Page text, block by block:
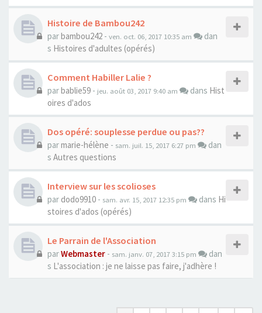
Histoire de Bambou242
parbambou242 - ven. oct. 06, 2017 10:35 am
dan
s Histoires d'adultes (opérés)
Comment Habiller Lalie ?
parbablie59 - jeu. août 03, 2017 9:40 am dans Hist
oires d'ados
Dos opéré: souplesse perdue ou pas??
parmarie-hélène - sam. juil. 15, 2017 6:27 pm
dan
s Autres questions
Interview sur les scolioses
par dodo9910 - sam. avr. 15, 2017 12:35 pm dans Hi
stoires d'ados (opérés)
Le Parrain de l'Association
parWebmaster - sam. janv. 07, 2017 3:15 pm
dan
s L'association : je ne laisse pas faire, j'adhère !